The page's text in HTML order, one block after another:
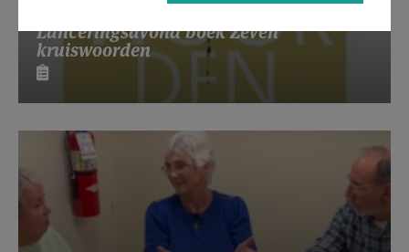
Lanceringsavond boek Zeven
kruiswoorden